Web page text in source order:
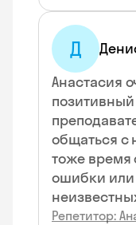
Д
Анастасия
общаться с
тоже время
ошибки или
Репетитор: